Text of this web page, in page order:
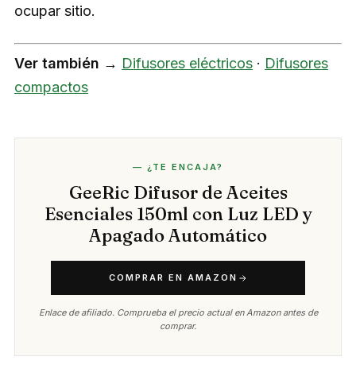
ocupar sitio.
Ver también → Difusores eléctricos · Difusores
compactos
— ¿TE ENCAJA?
GeeRic Difusor de Aceites
Esenciales 150ml con Luz LED y
Apagado Automático
COMPRAR EN AMAZON
Enlace de afiliado. Comprueba el precio actual en Amazon antes de
comprar.